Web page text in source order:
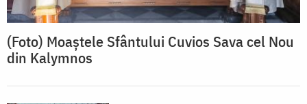
(Foto) Moaștele Sfântului Cuvios Sava cel Nou
din Kalymnos